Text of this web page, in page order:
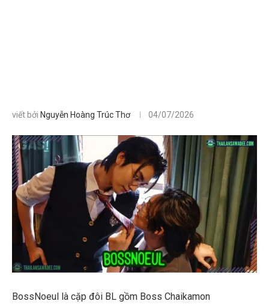
viết bởi Nguyễn Hoàng Trúc Thơ 04/07/2026
BossNoeu l là cặp đôi BL gồm Boss Chaikamon